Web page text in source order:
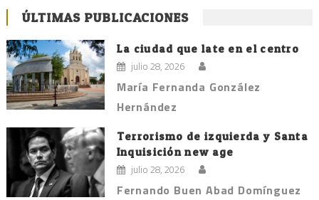
ÚLTIMAS PUBLICACIONES
La ciudad que late en el centro
julio 28, 2026
María Fernanda González
Hernández
Terrorismo de izquierda y Santa
Inquisición new age
julio 28, 2026
Fernando Buen Abad Domínguez